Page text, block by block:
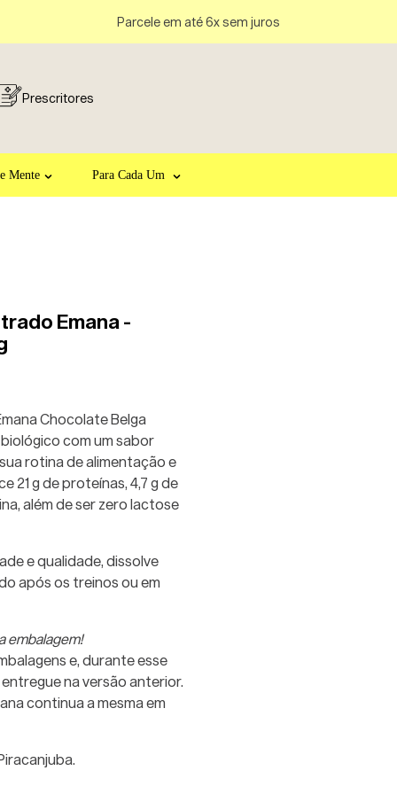
Parcele em até 6x sem juros
Prescritores
Mente Para Cada Um
Emana -
Chocolate Belga
com um sabor
rotina de alimentação e
21 g de proteínas, 4,7 g de
além de ser zero lactose
e qualidade, dissolve
após os treinos ou em
embalagem!
e, durante esse
na versão anterior.
continua a mesma em